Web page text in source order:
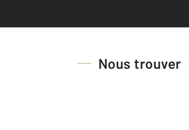
Nous trouver